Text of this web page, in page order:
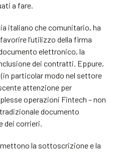
a fare.
italiano che comunitario, ha
l’utilizzo della firma
elettronico, la
dei contratti. Eppure,
particolar modo nel settore
attenzione per
operazioni Fintech – non
documento
dei corrieri.
la sottoscrizione e la